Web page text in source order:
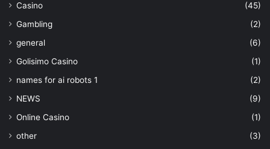
Casino
(45)
Gambling
(2)
general
(6)
Golisimo Casino
(1)
names for ai robots 1
(2)
NEWS
(9)
Online Casino
(1)
other
(3)